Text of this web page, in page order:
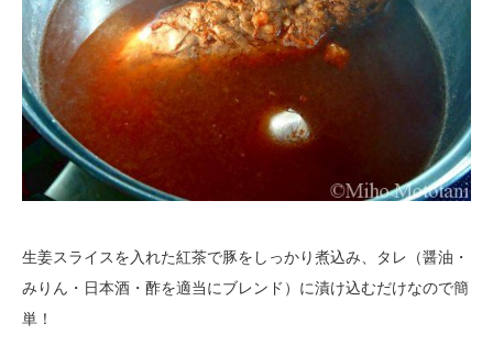
生姜スライスを入れた紅茶で豚をしっかり煮込み、タレ（醤油・
みりん・日本酒・酢を適当にブレンド）に漬け込むだけなので簡
単！